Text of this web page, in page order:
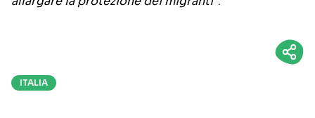
ITALIA